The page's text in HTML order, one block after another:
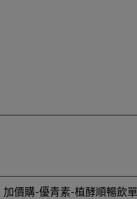
加價購-優青素-植酵順暢飲